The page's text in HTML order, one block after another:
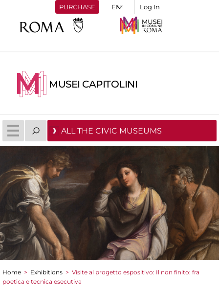
PURCHASE Log In
MUSEI CAPITOLINI
ALL THE CIVIC MUSEUMS
You are here
Home > Exhibitions > Visite al progetto espositivo: Il non finito: fra
poetica e tecnica esecutiva